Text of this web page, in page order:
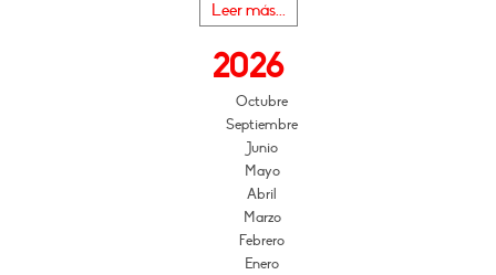
Leer más...
2026
Octubre
Septiembre
Junio
Mayo
Abril
Marzo
Febrero
Enero